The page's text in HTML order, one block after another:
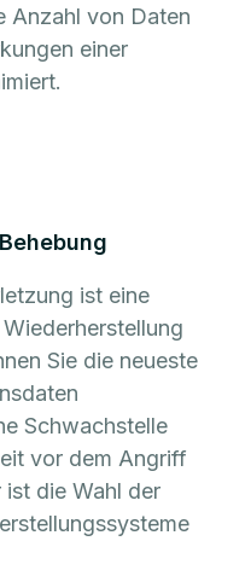
Anzahl von Daten
einer
ist eine
Sie die neueste
Schwachstelle
vor dem Angriff
die Wahl der